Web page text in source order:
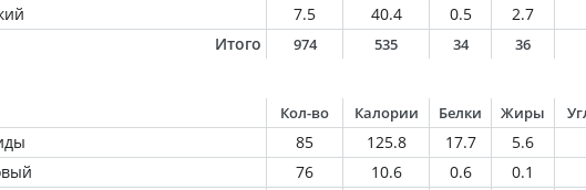
7.5 40.4 0.5 2.7
Итого
974 535 34 36
Кол-во Калории Белки Жиры
85 125.8 17.7 5.6
76 10.6 0.6 0.1